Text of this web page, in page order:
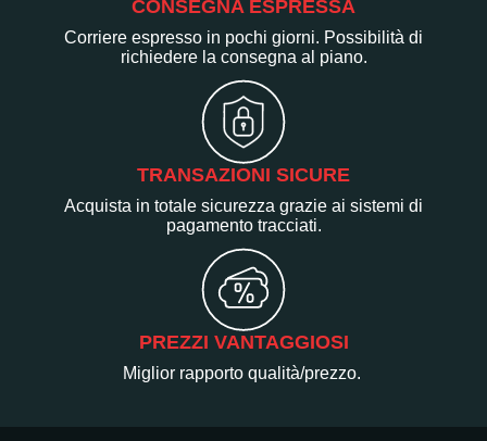
CONSEGNA ESPRESSA
Corriere espresso in pochi giorni. Possibilità di
richiedere la consegna al piano.
TRANSAZIONI SICURE
Acquista in totale sicurezza grazie ai sistemi di
pagamento tracciati.
PREZZI VANTAGGIOSI
Miglior rapporto qualità/prezzo.